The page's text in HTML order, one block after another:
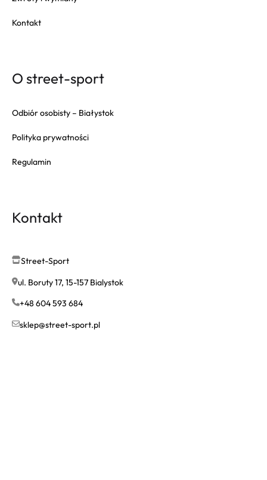
Kontakt
O street-sport
Odbiór osobisty – Białystok
Polityka prywatności
Regulamin
Kontakt
Street-Sport
ul. Boruty 17, 15-157 Bialystok
+48 604 593 684
sklep@street-sport.pl